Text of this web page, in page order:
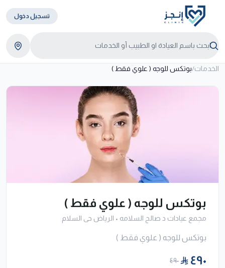
تسجيل دخول
الخدمات/بوتكس للوجه ( علوي فقط )
بوتكس للوجه ( علوي فقط )
مجمع عيادات د صالح السلامه • الرياض حى السلام
بوتكس للوجه ( علوي فقط )
٤٩٠ ٤٩٠